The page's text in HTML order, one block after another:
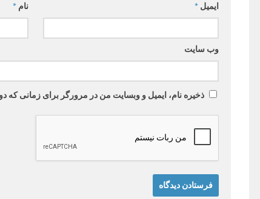
نام* ایمیل *
وب‌ سایت
ذخیره نام، ایمیل و وبسایت من در مرورگر برای زمانی که